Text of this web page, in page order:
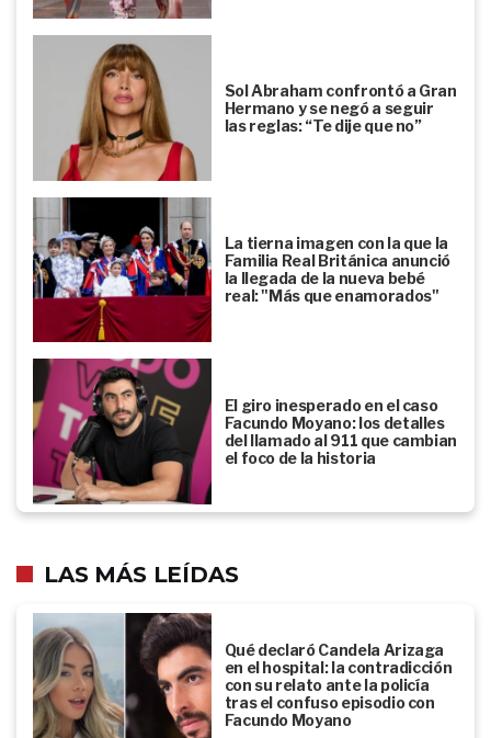
Sol Abraham confrontó a Gran
Hermano y se negó a seguir
las reglas: “Te dije que no”
La tierna imagen con la que la
Familia Real Británica anunció
la llegada de la nueva bebé
real: "Más que enamorados"
El giro inesperado en el caso
Facundo Moyano: los detalles
del llamado al 911 que cambian
el foco de la historia
LAS MÁS LEÍDAS
Qué declaró Candela Arizaga
en el hospital: la contradicción
con su relato ante la policía
tras el confuso episodio con
Facundo Moyano